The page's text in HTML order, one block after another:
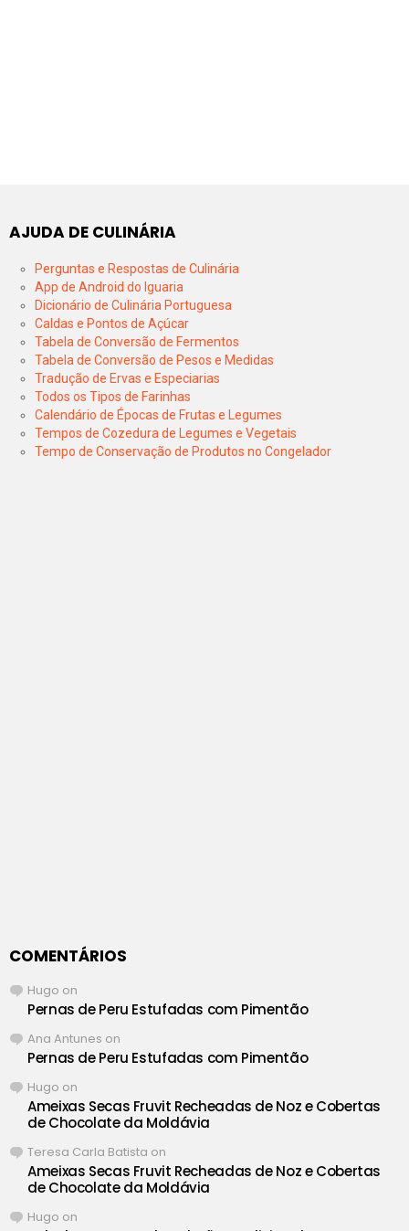
AJUDA DE CULINÁRIA
Perguntas e Respostas de Culinária
App de Android do Iguaria
Dicionário de Culinária Portuguesa
Caldas e Pontos de Açúcar
Tabela de Conversão de Fermentos
Tabela de Conversão de Pesos e Medidas
Tradução de Ervas e Especiarias
Todos os Tipos de Farinhas
Calendário de Épocas de Frutas e Legumes
Tempos de Cozedura de Legumes e Vegetais
Tempo de Conservação de Produtos no Congelador
COMENTÁRIOS
Hugo on
Pernas de Peru Estufadas com Pimentão
Ana Antunes on
Pernas de Peru Estufadas com Pimentão
Hugo on
Ameixas Secas Fruvit Recheadas de Noz e Cobertas
de Chocolate da Moldávia
Teresa Carla Batista on
Ameixas Secas Fruvit Recheadas de Noz e Cobertas
de Chocolate da Moldávia
Hugo on